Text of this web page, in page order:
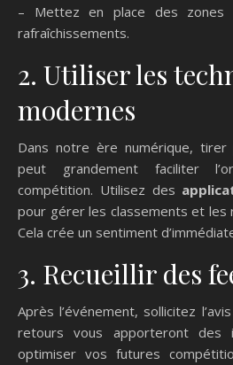
– Mettez en place des
rafraîchissements.
2. Utiliser les
modernes
Dans notre ère numérique,
peut grandement faciliter
compétition. Utilisez des
pour gérer les classements et les
Cela crée un sentiment
3. Recueillir des
Après l’événement, sollicitez
retours vous apporteront des
optimiser vos futures